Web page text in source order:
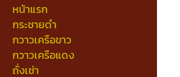
หน้าแรก
กระชายดำ
กวาวเครือขาว
กวาวเครือแดง
ถั่งเช่า